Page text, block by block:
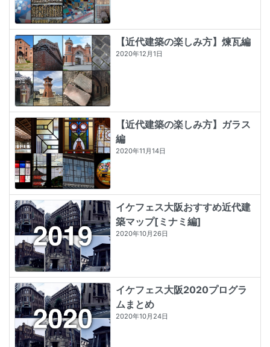
【近代建築の楽しみ方】煉瓦編
2020年12月1日
【近代建築の楽しみ方】ガラス
編
2020年11月14日
イケフェス大阪おすすめ近代建
築マップ[ミナミ編]
2020年10月26日
イケフェス大阪2020プログラ
ムまとめ
2020年10月24日